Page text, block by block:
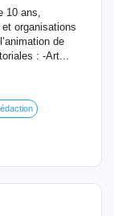
10 ans,
organisations
de
: -Art...